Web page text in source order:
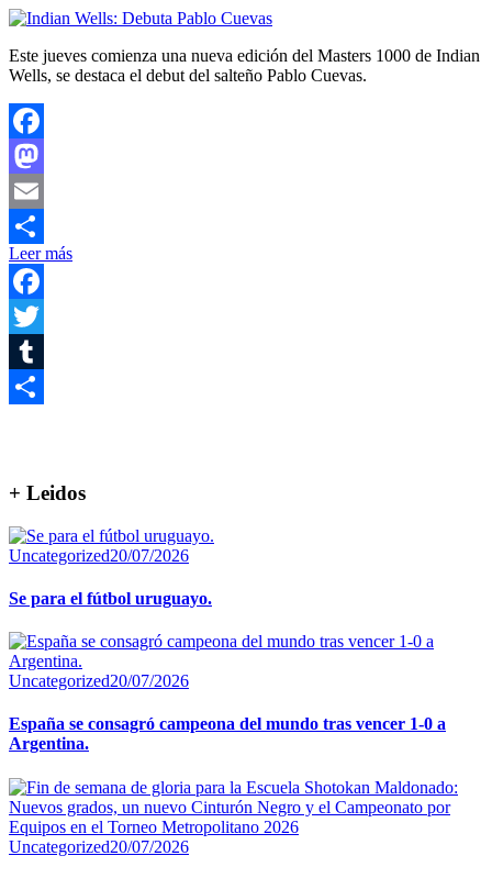
Este jueves comienza una nueva edición del Masters 1000 de Indian
Wells, se destaca el debut del salteño Pablo Cuevas.
Facebook
Mastodon
Email
Compartir
Leer más
Facebook
Twitter
Tumblr
+ Leidos
Uncategorized20/07/2026
Se para el fútbol uruguayo.
Uncategorized20/07/2026
España se consagró campeona del mundo tras vencer 1-0 a
Argentina.
Uncategorized20/07/2026